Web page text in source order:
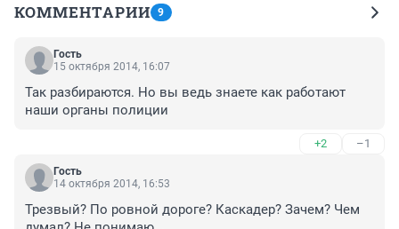
КОММЕНТАРИИ 9
Гость
15 октября 2014, 16:07
Так разбираются. Но вы ведь знаете как работают
наши органы полиции
+2 –1
Гость
14 октября 2014, 16:53
Трезвый? По ровной дороге? Каскадер? Зачем? Чем